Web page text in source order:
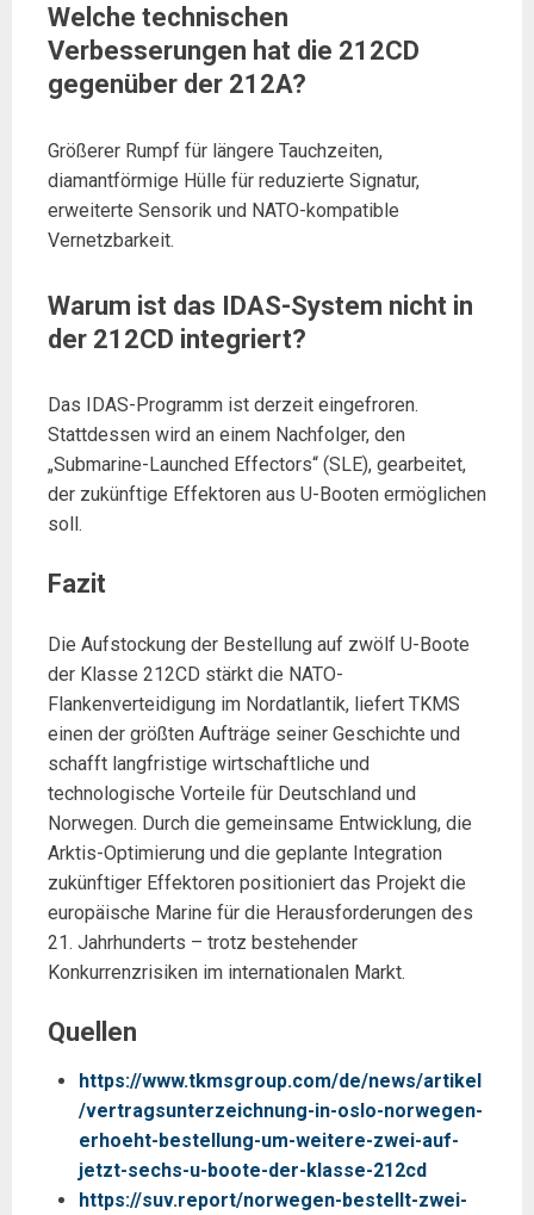
Welche technischen
Verbesserungen hat die 212CD
gegenüber der 212A?
Größerer Rumpf für längere Tauchzeiten,
diamantförmige Hülle für reduzierte Signatur,
erweiterte Sensorik und NATO-kompatible
Vernetzbarkeit.
Warum ist das IDAS-System nicht in
der 212CD integriert?
Das IDAS-Programm ist derzeit eingefroren.
Stattdessen wird an einem Nachfolger, den
„Submarine-Launched Effectors“ (SLE), gearbeitet,
der zukünftige Effektoren aus U-Booten ermöglichen
soll.
Fazit
Die Aufstockung der Bestellung auf zwölf U-Boote
der Klasse 212CD stärkt die NATO-
Flankenverteidigung im Nordatlantik, liefert TKMS
einen der größten Aufträge seiner Geschichte und
schafft langfristige wirtschaftliche und
technologische Vorteile für Deutschland und
Norwegen. Durch die gemeinsame Entwicklung, die
Arktis-Optimierung und die geplante Integration
zukünftiger Effektoren positioniert das Projekt die
europäische Marine für die Herausforderungen des
21. Jahrhunderts – trotz bestehender
Konkurrenzrisiken im internationalen Markt.
Quellen
https://www.tkmsgroup.com/de/news/artikel
/vertragsunterzeichnung-in-oslo-norwegen-
erhoeht-bestellung-um-weitere-zwei-auf-
jetzt-sechs-u-boote-der-klasse-212cd
https://suv.report/norwegen-bestellt-zwei-